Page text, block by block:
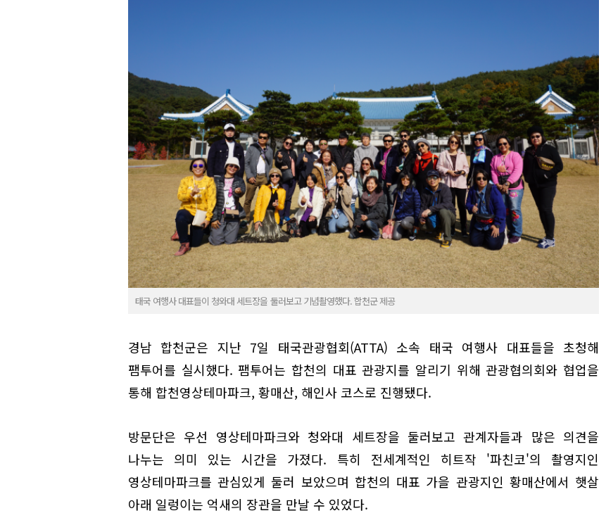
태국 여행사 대표들이 청와대 세트장을 둘러보고 기념촬영했다. 합천군 제공
경남 합천군은 지난 7일 태국관광협회(ATTA) 소속 태국 여행사 대표들을 초청해
팸투어를 실시했다. 팸투어는 합천의 대표 관광지를 알리기 위해 관광협의회와 협업을
통해 합천영상테마파크, 황매산, 해인사 코스로 진행됐다.
방문단은 우선 영상테마파크와 청와대 세트장을 둘러보고 관계자들과 많은 의견을
나누는 의미 있는 시간을 가졌다. 특히 전세계적인 히트작 '파친코'의 촬영지인
영상테마파크를 관심있게 둘러 보았으며 합천의 대표 가을 관광지인 황매산에서 햇살
아래 일렁이는 억새의 장관을 만날 수 있었다.